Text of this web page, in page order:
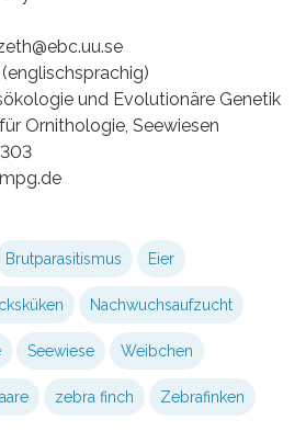
und Evolutionäre Genetik
Ornithologie, Seewiesen
Brutparasitismus Eier
Nachwuchsaufzucht
Seewiese Weibchen
zebra finch Zebrafinken